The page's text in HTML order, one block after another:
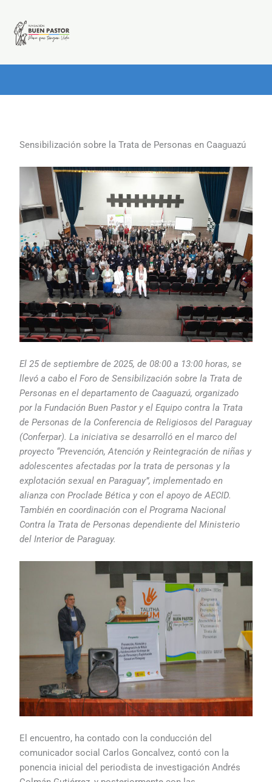
contenido
Sensibilización sobre la Trata de Personas en Caaguazú
El 25 de septiembre de 2025, de 08:00 a 13:00 horas, se
llevó a cabo el Foro de Sensibilización sobre la Trata de
Personas en el departamento de Caaguazú, organizado
por la Fundación Buen Pastor y el Equipo contra la Trata
de Personas de la Conferencia de Religiosos del Paraguay
(Conferpar). La iniciativa se desarrolló en el marco del
proyecto “Prevención, Atención y Reintegración de niñas y
adolescentes afectadas por la trata de personas y la
explotación sexual en Paraguay”, implementado en
alianza con Proclade Bética y con el apoyo de AECID.
También en coordinación con el Programa Nacional
Contra la Trata de Personas dependiente del Ministerio
del Interior de Paraguay.
El encuentro, ha contado con la conducción del
comunicador social Carlos Goncalvez, contó con la
ponencia inicial del periodista de investigación Andrés